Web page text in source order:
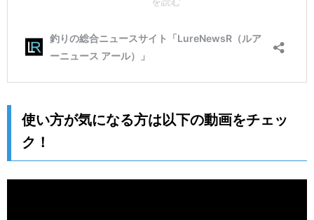
使い方が気になる方は以下の動画をチェッ
ク！